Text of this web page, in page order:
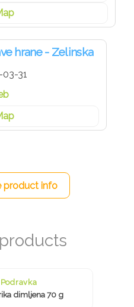
hrane - Zelinska
31
product info
dimljena 70 g